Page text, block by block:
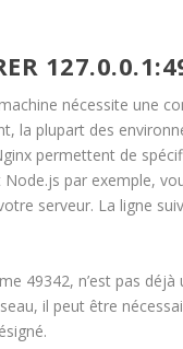
nécessite une
la plupart des
permettent de
par exemple,
serveur. La ligne
49342, n’est pas
il peut être